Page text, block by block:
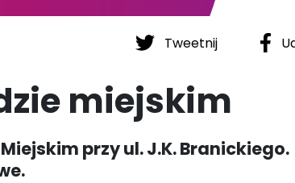
Tweetnij
miejskim
przy ul. J.K. Branickiego.